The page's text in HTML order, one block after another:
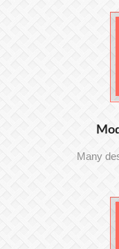
Many